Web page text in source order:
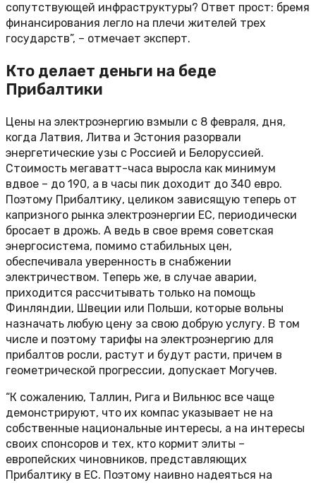
сопутствующей инфраструктуры? Ответ прост: бремя
финансирования легло на плечи жителей трех
государств”, – отмечает эксперт.
Кто делает деньги на беде
Прибалтики
Цены на электроэнергию взмыли с 8 февраля, дня,
когда Латвия, Литва и Эстония разорвали
энергетические узы с Россией и Белоруссией.
Стоимость мегаватт-часа выросла как минимум
вдвое – до 190, а в часы пик доходит до 340 евро.
Поэтому Прибалтику, целиком зависящую теперь от
капризного рынка электроэнергии ЕС, периодически
бросает в дрожь. А ведь в свое время советская
энергосистема, помимо стабильных цен,
обеспечивала уверенность в снабжении
электричеством. Теперь же, в случае аварии,
приходится рассчитывать только на помощь
Финляндии, Швеции или Польши, которые вольны
назначать любую цену за свою добрую услугу. В том
числе и поэтому тарифы на электроэнергию для
прибалтов росли, растут и будут расти, причем в
геометрической прогрессии, допускает Могучев.
“К сожалению, Таллин, Рига и Вильнюс все чаще
демонстрируют, что их компас указывает не на
собственные национальные интересы, а на интересы
своих спонсоров и тех, кто кормит элиты –
европейских чиновников, представляющих
Прибалтику в ЕС. Поэтому наивно надеяться на